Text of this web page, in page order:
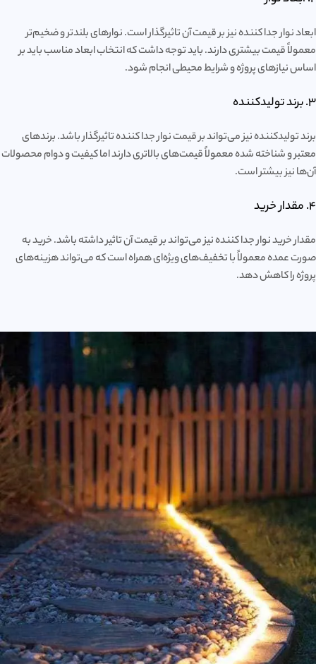
ابعاد نوار جدا کننده نیز بر قیمت آن تاثیرگذار است. نوارهای بلندتر و ضخیم‌تر
معمولاً قیمت بیشتری دارند. باید توجه داشت که انتخاب ابعاد مناسب باید بر
اساس نیازهای پروژه و شرایط محیطی انجام شود.
3. برند تولیدکننده
برند تولیدکننده نیز می‌تواند بر قیمت نوار جدا کننده تاثیرگذار باشد. برندهای
معتبر و شناخته شده معمولاً قیمت‌های بالاتری دارند اما کیفیت و دوام محصولات
آن‌ها نیز بیشتر است.
4. مقدار خرید
مقدار خرید نوار جدا کننده نیز می‌تواند بر قیمت آن تاثیر داشته باشد. خرید به
صورت عمده معمولاً با تخفیف‌های ویژه‌ای همراه است که می‌تواند هزینه‌های
پروژه را کاهش دهد.